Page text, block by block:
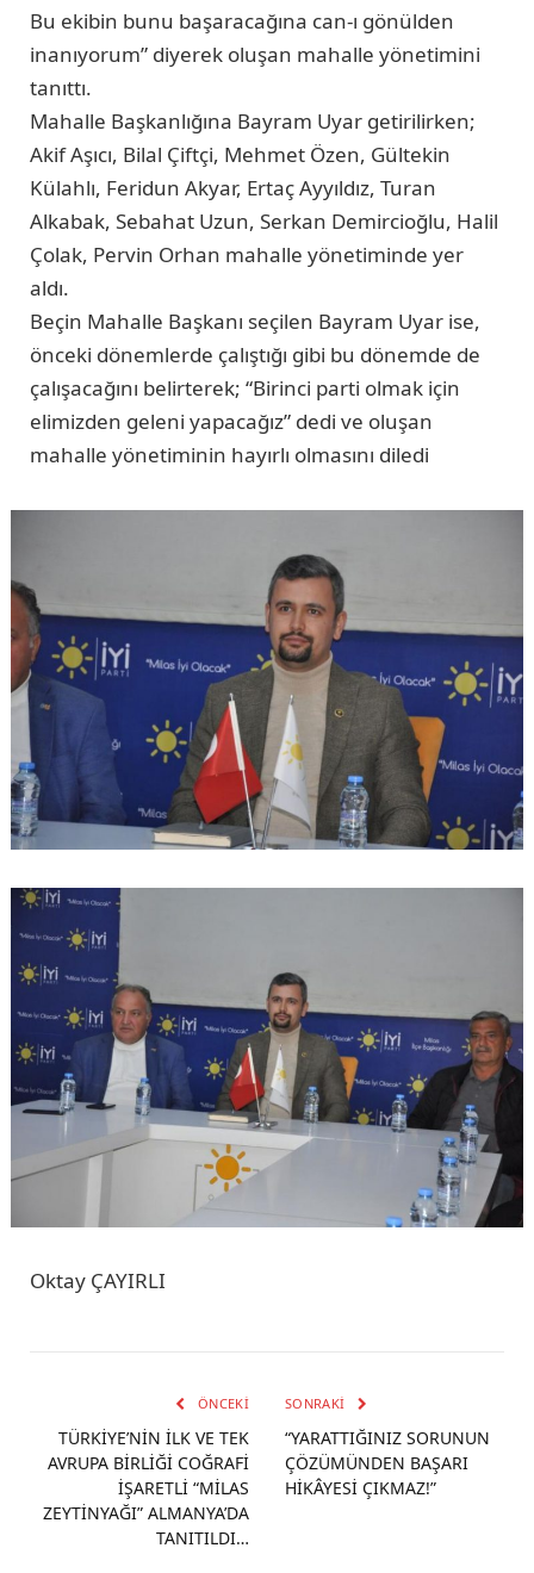
Bu ekibin bunu başaracağına can-ı gönülden
inanıyorum” diyerek oluşan mahalle yönetimini
tanıttı.
Mahalle Başkanlığına Bayram Uyar getirilirken;
Akif Aşıcı, Bilal Çiftçi, Mehmet Özen, Gültekin
Külahlı, Feridun Akyar, Ertaç Ayyıldız, Turan
Alkabak, Sebahat Uzun, Serkan Demircioğlu, Halil
Çolak, Pervin Orhan mahalle yönetiminde yer
aldı.
Beçin Mahalle Başkanı seçilen Bayram Uyar ise,
önceki dönemlerde çalıştığı gibi bu dönemde de
çalışacağını belirterek; “Birinci parti olmak için
elimizden geleni yapacağız” dedi ve oluşan
mahalle yönetiminin hayırlı olmasını diledi
Oktay ÇAYIRLI
ÖNCEKI
TÜRKİYE’NİN İLK VE TEK
AVRUPA BİRLİĞİ COĞRAFİ
İŞARETLİ “MİLAS
ZEYTİNYAĞI” ALMANYA’DA
TANITILDI…
SONRAKI
“YARATTIĞINIZ SORUNUN
ÇÖZÜMÜNDEN BAŞARI
HİKÂYESİ ÇIKMAZ!”